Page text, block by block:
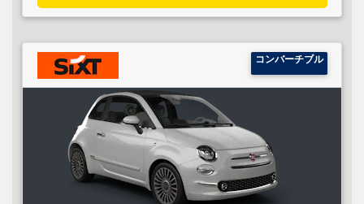
コンバーチブル